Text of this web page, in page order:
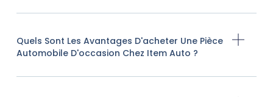
Quels Sont Les Avantages D'acheter Une Pièce
Automobile D'occasion Chez Item Auto ?